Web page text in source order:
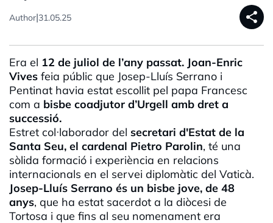
Author|31.05.25 share
Era el 12 de juliol de l’any passat. Joan-Enric
Vives feia públic que Josep-Lluís Serrano i
Pentinat havia estat escollit pel papa Francesc
com a bisbe coadjutor d’Urgell amb dret a
successió.
Estret col·laborador del secretari d'Estat de la
Santa Seu, el cardenal Pietro Parolin, té una
sòlida formació i experiència en relacions
internacionals en el servei diplomàtic del Vaticà.
Josep-Lluís Serrano és un bisbe jove, de 48
anys, que ha estat sacerdot a la diòcesi de
Tortosa i que fins al seu nomenament era